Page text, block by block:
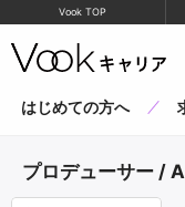
Vook TOP
はじめての方へ
プロデューサー /